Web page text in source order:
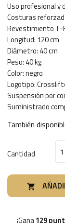
Uso profesional y
Costuras
Revestimiento T-
Longitud: 120 cm
Diámetro: 40 cm
Peso: 40 kg
Color: negro
Logotipo:
Suspensión por
Suministrado
También
Cantidad

¡Gana129